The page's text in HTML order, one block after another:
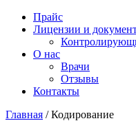
Прайс
Лицензии и
О нас
Врачи
Отзывы
Контакты
Главная /Кодирование